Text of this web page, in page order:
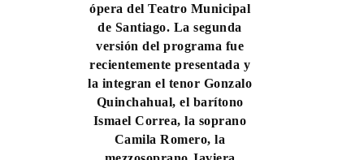
ópera del Teatro Municipal
de Santiago. La segunda
versión del programa fue
recientemente presentada y
la integran el tenor Gonzalo
Quinchahual, el barítono
Ismael Correa, la soprano
Camila Romero, la